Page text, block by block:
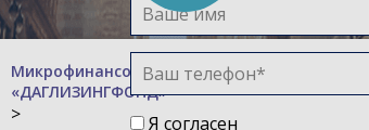
Я согласен
Микрофинансовая компания
«ДАГЛИЗИНГФОНД»
>